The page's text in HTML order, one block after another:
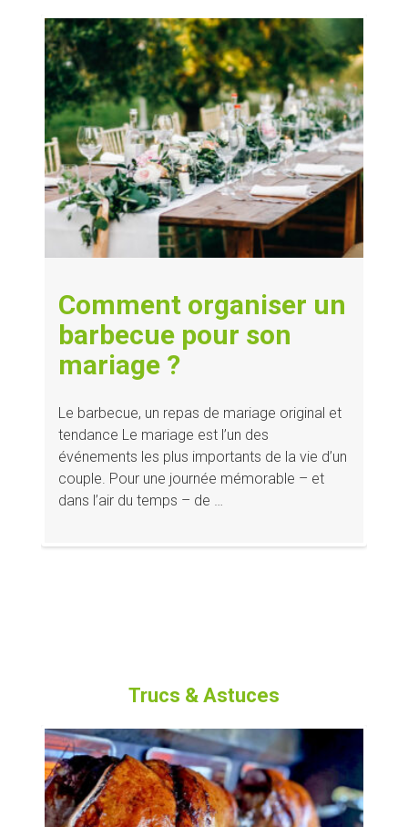
Comment organiser un
barbecue pour son
mariage ?
Le barbecue, un repas de mariage original et
tendance Le mariage est l’un des
événements les plus importants de la vie d’un
couple. Pour une journée mémorable – et
dans l’air du temps – de …
Trucs & Astuces